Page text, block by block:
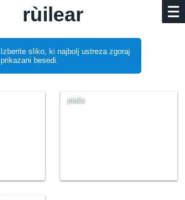
rùilear
Izberite sliko, ki najbolj ustreza zgoraj
prikazani besedi.
plaža